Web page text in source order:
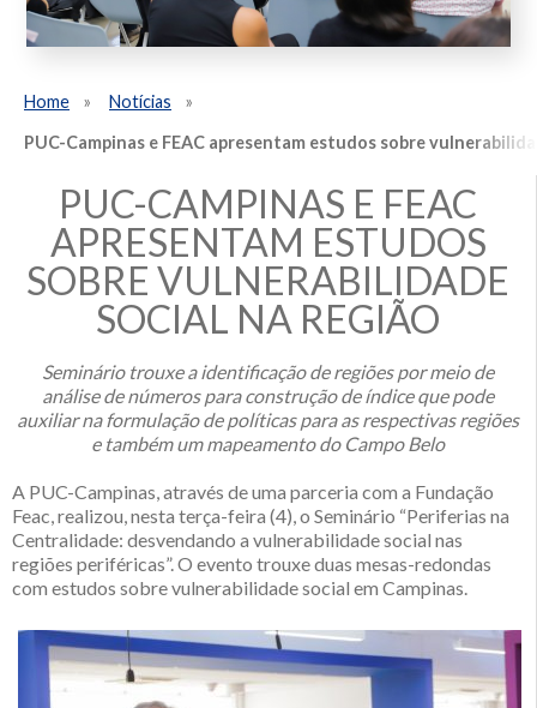
Home
Notícias
PUC-Campinas e FEAC apresentam estudos sobre
PUC-CAMPINAS E FEAC
APRESENTAM ESTUDOS
SOBRE VULNERABILIDADE
SOCIAL NA REGIÃO
Seminário trouxe a identificação de regiões por meio de
análise de números para construção de índice que pode
auxiliar na formulação de políticas para as respectivas regiões
e também um mapeamento do Campo Belo
A PUC-Campinas, através de uma parceria com a Fundação
Feac, realizou, nesta terça-feira (4), o Seminário “Periferias na
Centralidade: desvendando a vulnerabilidade social nas
regiões periféricas”. O evento trouxe duas mesas-redondas
com estudos sobre vulnerabilidade social em Campinas.